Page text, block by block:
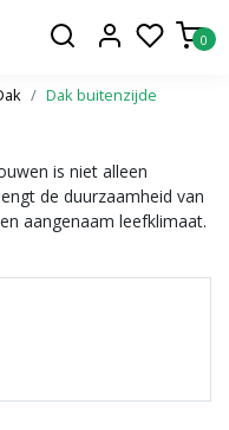
0
Dak buitenzijde
is niet alleen
de duurzaamheid van
aangenaam leefklimaat.